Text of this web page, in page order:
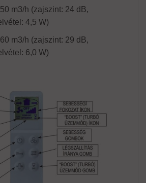
m3/h (zajszint: 24 dB,
4,5 W)
m3/h (zajszint: 29 dB,
6,0 W)